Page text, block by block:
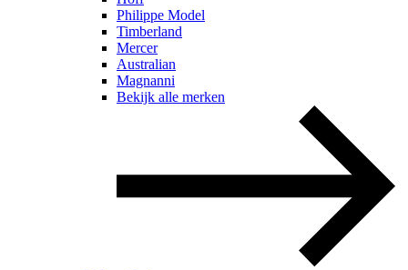
Philippe Model
Timberland
Mercer
Australian
Magnanni
Bekijk alle merken